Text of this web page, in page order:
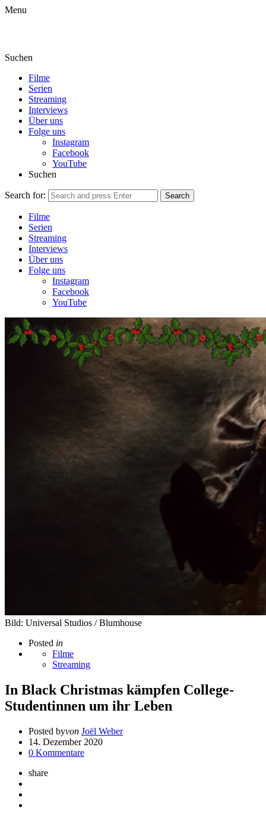
Menu
Suchen
Filme
Serien
Streaming
Interviews
Über uns
Folge uns
Instagram
Facebook
YouTube
Suchen
Search for: Search
Filme
Serien
Streaming
Interviews
Über uns
Folge uns
Instagram
Facebook
YouTube
Bild: Universal Studios / Blumhouse
Posted in
Filme
Streaming
In Black Christmas kämpfen College-
Studentinnen um ihr Leben
Posted byvon Joël Weber
14. Dezember 2020
0 Kommentare
share